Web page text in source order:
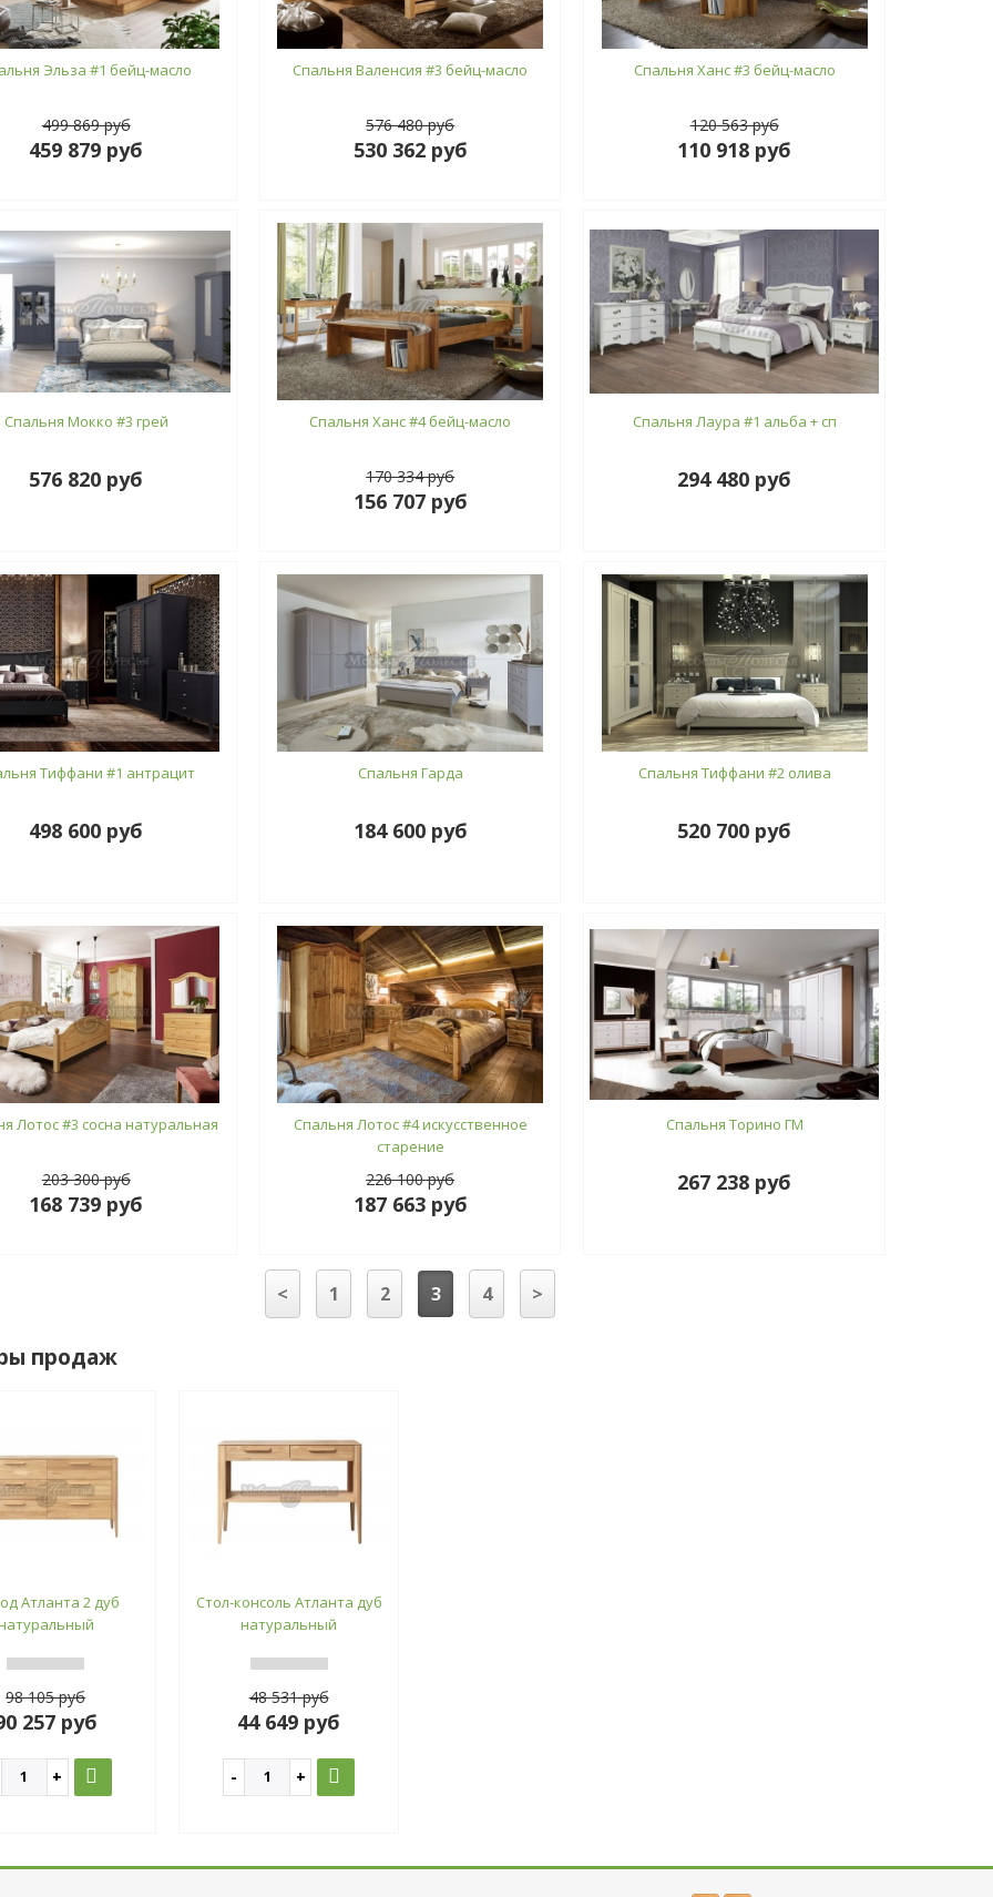
Эльза #1 бейц-масло
499 869 руб
459 879 руб
Спальня Валенсия #3 бейц-масло
576 480 руб
530 362 руб
Спальня Ханс #3 бейц-масло
120 563 руб
110 918 руб
Спальня Мокко #3 грей
576 820 руб
Спальня Ханс #4 бейц-масло
170 334 руб
156 707 руб
Спальня Лаура #1 альба + сп
294 480 руб
Тиффани #1 антрацит
498 600 руб
Спальня Гарда
184 600 руб
Спальня Тиффани #2 олива
520 700 руб
Лотос #3 сосна натуральная
203 300 руб
168 739 руб
Спальня Лотос #4 искусственное
старение
226 100 руб
187 663 руб
Спальня Торино ГМ
267 238 руб
< 1 2 3 4 >
продаж
Атланта 2 дуб
98 105 руб
257 руб
Стол-консоль Атланта дуб
натуральный
48 531 руб
44 649 руб